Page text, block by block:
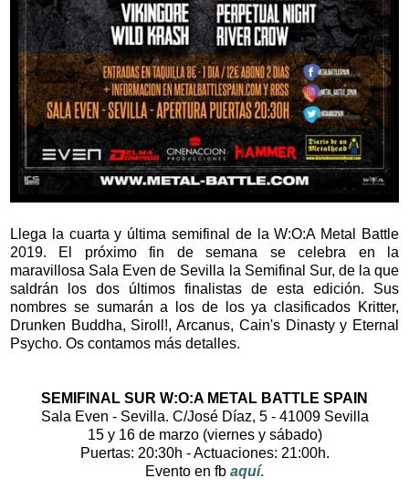
Llega la cuarta y última semifinal de la W:O:A Metal Battle
2019. El próximo fin de semana se celebra en la
maravillosa Sala Even de Sevilla la Semifinal Sur, de la que
saldrán los dos últimos finalistas de esta edición. Sus
nombres se sumarán a los de los ya clasificados Kritter,
Drunken Buddha, Siroll!, Arcanus, Cain's Dinasty y Eternal
Psycho. Os contamos más detalles.
SEMIFINAL SUR W:O:A METAL BATTLE SPAIN
Sala Even - Sevilla. C/José Díaz, 5 - 41009 Sevilla
15 y 16 de marzo (viernes y sábado)
Puertas: 20:30h - Actuaciones: 21:00h.
Evento en fb aquí.